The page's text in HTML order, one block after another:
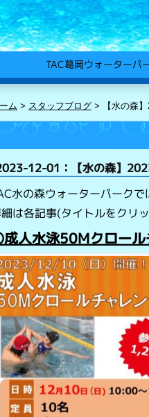
TAC葛岡ウォーターパ
ム > スタッフブログ > 【水の森
12-01：【水の森】
水の森ウォーターパーク
は各記事(タイトルをクリ
人水泳50Mクロー